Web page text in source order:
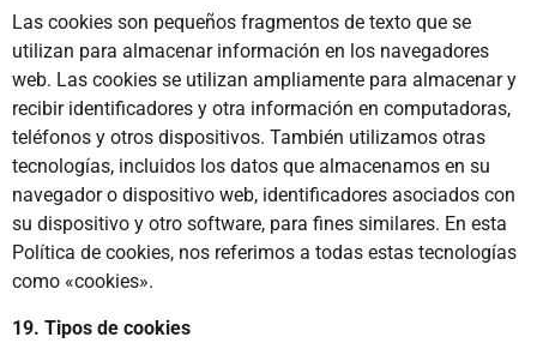
Las cookies son pequeños fragmentos de texto que se
utilizan para almacenar información en los navegadores
web. Las cookies se utilizan ampliamente para almacenar y
recibir identificadores y otra información en computadoras,
teléfonos y otros dispositivos. También utilizamos otras
tecnologías, incluidos los datos que almacenamos en su
navegador o dispositivo web, identificadores asociados con
su dispositivo y otro software, para fines similares. En esta
Política de cookies, nos referimos a todas estas tecnologías
como «cookies».
19. Tipos de cookies